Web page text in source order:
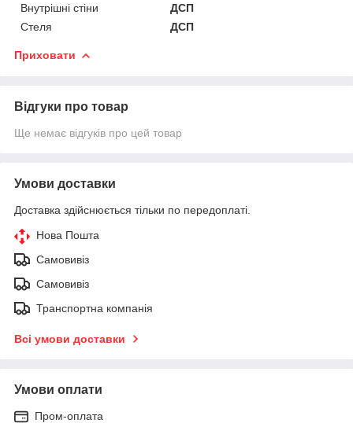
Внутрішні стіни
ДСП
Стеля
ДСП
Приховати
Відгуки про товар
Ще немає відгуків про цей товар
Умови доставки
Доставка здійснюється тільки по передоплаті.
Нова Пошта
Самовивіз
Самовивіз
Транспортна компанія
Всі умови доставки
Умови оплати
Пром-оплата